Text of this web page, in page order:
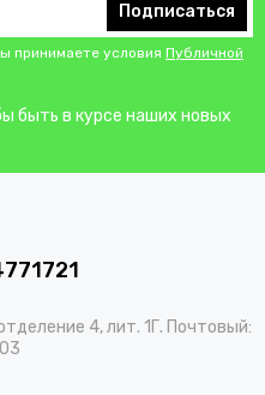
Подписаться
принимаете условия Публичной
быть в курсе наших новых
4, лит. 1Г. Почтовый: